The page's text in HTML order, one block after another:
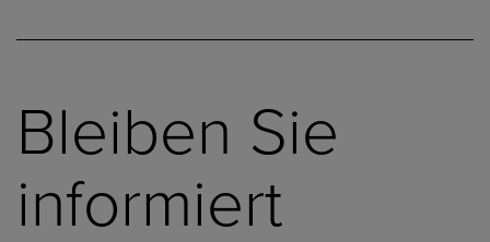
Bleiben Sie
informiert